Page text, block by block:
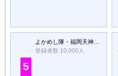
よかめし隊・福岡天神大名編
登録者数 10,000人
5